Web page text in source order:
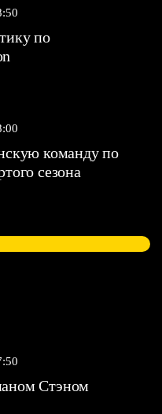
по
команду по
сезона
Стэном